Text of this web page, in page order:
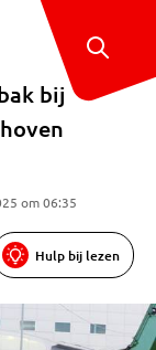
bij
om 06:35
Hulp bij lezen